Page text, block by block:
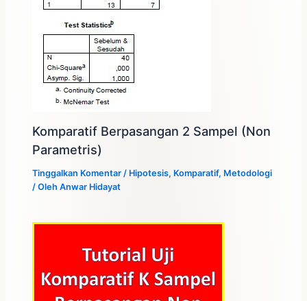
Komparatif Berpasangan 2 Sampel (Non
Parametris)
Tinggalkan Komentar / Hipotesis, Komparatif, Metodologi
/ OlehAnwar Hidayat